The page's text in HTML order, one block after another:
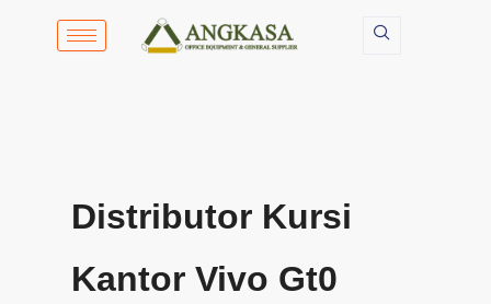
Distributor Kursi
Kantor Vivo Gt0